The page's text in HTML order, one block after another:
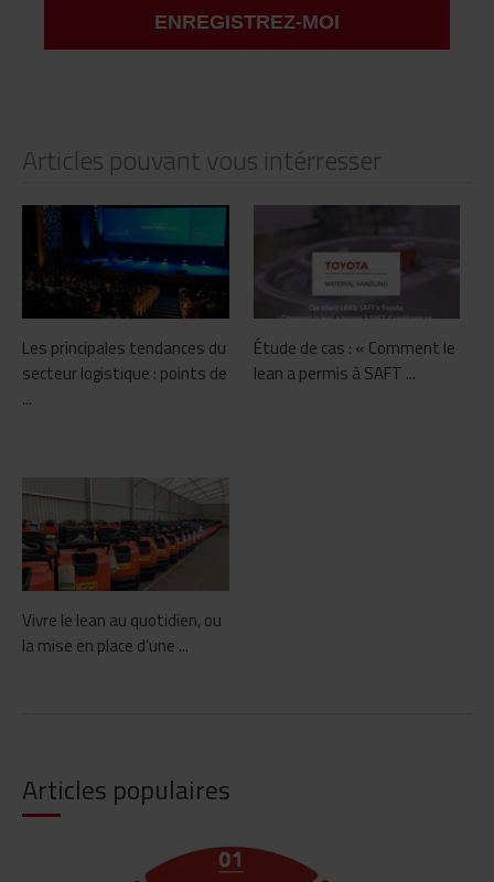
Articles pouvant vous intérresser
Les principales tendances du
secteur logistique : points de
...
Étude de cas : « Comment le
lean a permis à SAFT ...
Vivre le lean au quotidien, ou
la mise en place d’une ...
Articles populaires